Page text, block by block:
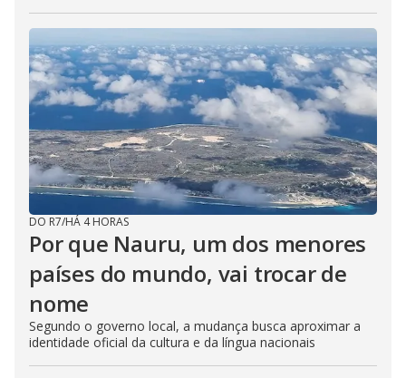
DO R7/HÁ 4 HORAS
Por que Nauru, um dos menores
países do mundo, vai trocar de
nome
Segundo o governo local, a mudança busca aproximar a
identidade oficial da cultura e da língua nacionais